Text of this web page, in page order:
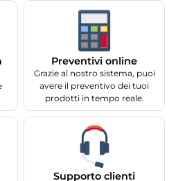
Preventivi online
Grazie al nostro sistema, puoi
avere il preventivo dei tuoi
prodotti in tempo reale.
Supporto clienti